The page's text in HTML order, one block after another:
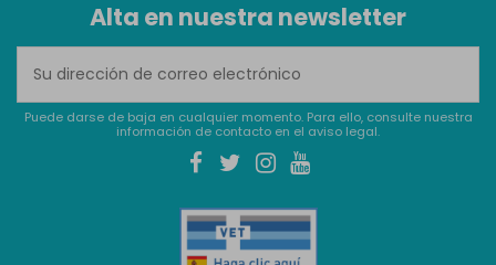
Alta en nuestra newsletter
Puede darse de baja en cualquier momento. Para ello, consulte nuestra
información de contacto en el aviso legal.